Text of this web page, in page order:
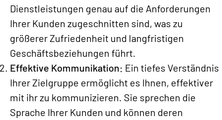
Dienstleistungen genau auf die Anforderungen
Ihrer Kunden zugeschnitten sind, was zu
größerer Zufriedenheit und langfristigen
Geschäftsbeziehungen führt.
Effektive Kommunikation: Ein tiefes Verständnis
Ihrer Zielgruppe ermöglicht es Ihnen, effektiver
mit ihr zu kommunizieren. Sie sprechen die
Sprache Ihrer Kunden und können deren